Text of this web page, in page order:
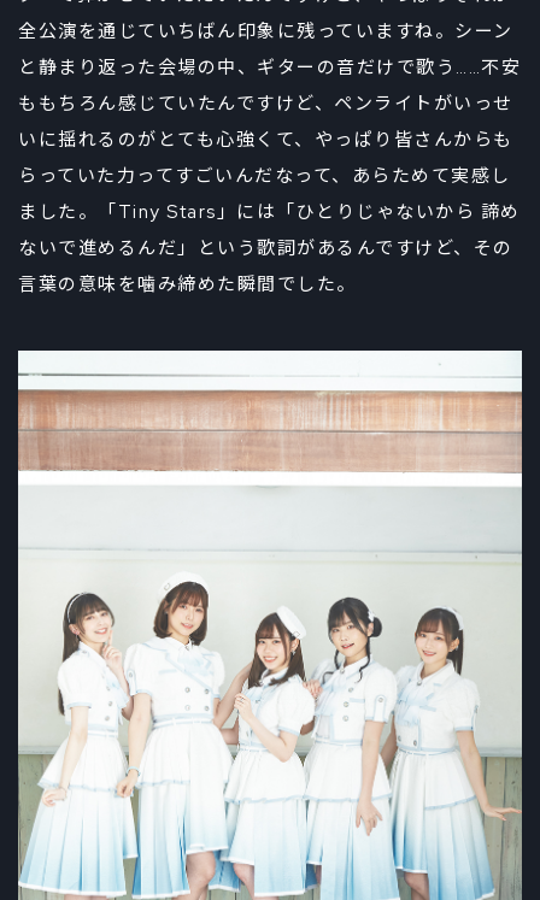
全公演を通じていちばん印象に残っていますね。シーン
と静まり返った会場の中、ギターの音だけで歌う……不安
ももちろん感じていたんですけど、ペンライトがいっせ
いに揺れるのがとても心強くて、やっぱり皆さんからも
らっていた力ってすごいんだなって、あらためて実感し
ました。「Tiny Stars」には「ひとりじゃないから 諦め
ないで進めるんだ」という歌詞があるんですけど、その
言葉の意味を噛み締めた瞬間でした。